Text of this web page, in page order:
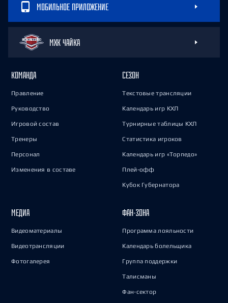
МОБИЛЬНОЕ ПРИЛОЖЕНИЕ
МХК ЧАЙКА
КОМАНДА
Правление
Руководство
Игровой состав
Тренеры
Персонал
Изменения в составе
СЕЗОН
Текстовые трансляции
Календарь игр КХЛ
Турнирные таблицы КХЛ
Статистика игроков
Календарь игр «Торпедо»
Плей-офф
Кубок Губернатора
МЕДИА
Видеоматериалы
Видеотрансляции
Фотогалерея
ФАН-ЗОНА
Программа лояльности
Календарь болельщика
Группа поддержки
Талисманы
Фан-сектор